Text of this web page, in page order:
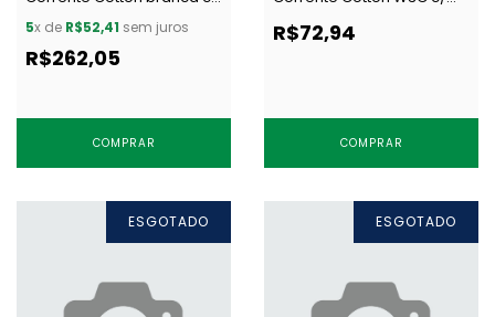
5000 m
5x de R$52,41 sem juros
R$262,05
COMPRAR
5000 m
R$72,94
COMPRAR
ESGOTADO ESGOTADO